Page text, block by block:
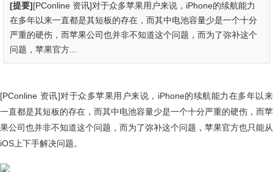
[提要][PConline 资讯]对于众多苹果用户来说，iPhone的续航能力
在多年以来一直都是其短板的存在，而其中电池容量少是一个十分
严重的硬伤，而苹果公司也并非不知道这个问题，而为了弥补这个
问题，苹果官方...
[PConline 资讯]对于众多苹果用户来说，iPhone的续航能力在多年以来
一直都是其短板的存在，而其中电池容量少是一个十分严重的硬伤，而苹
果公司也并非不知道这个问题，而为了弥补这个问题，苹果官方也只能从
iOS上下手解决问题。